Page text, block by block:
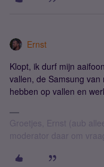
Ernst
Klopt, ik durf mijn
vallen, de Samsung
hebben op vallen en
Groetjes, Ernst (aub
moderator daar om